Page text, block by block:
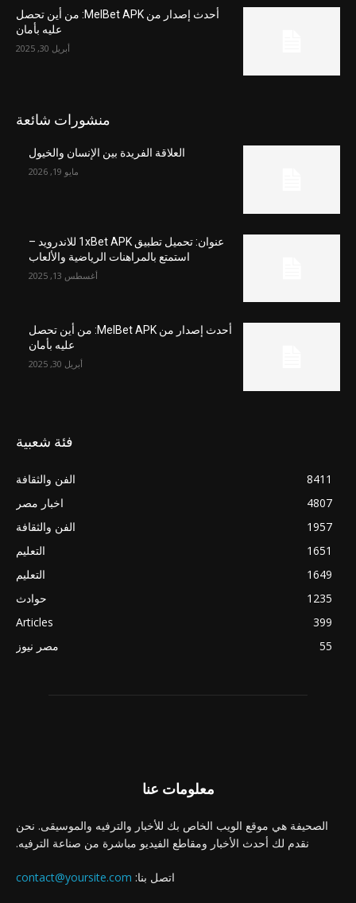
أحدث إصدار من MelBet APK: من أين تحصل
عليه بأمان
أبريل 30, 2025
منشورات شائعة
العلاقة الفريدة بين الإنسان والخيول
مايو 19, 2026
عنوان: تحميل تطبيق 1xBet APK للاندرويد –
استمتع بالمراهنات الرياضية والألعاب
أغسطس 13, 2025
أحدث إصدار من MelBet APK: من أين تحصل
عليه بأمان
أبريل 30, 2025
فئة شعبية
الفن والثقافة
8411
اخبار مصر
4807
الفن والثقافة
1957
التعليم
1651
التعليم
1649
حوادث
1235
Articles
399
مصر نيوز
55
معلومات عنا
الصحيفة هي موقع الويب الخاص بك للأخبار والترفيه والموسيقى. نحن
نقدم لك أحدث الأخبار ومقاطع الفيديو مباشرة من صناعة الترفيه.
اتصل بنا: contact@yoursite.com